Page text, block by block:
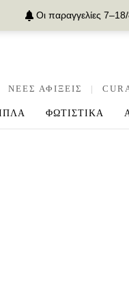
Οι παραγγελίες
ΝΕΕΣ ΑΦΙΞΕΙΣ |
ΦΩΤΙΣΤΙΚΑ